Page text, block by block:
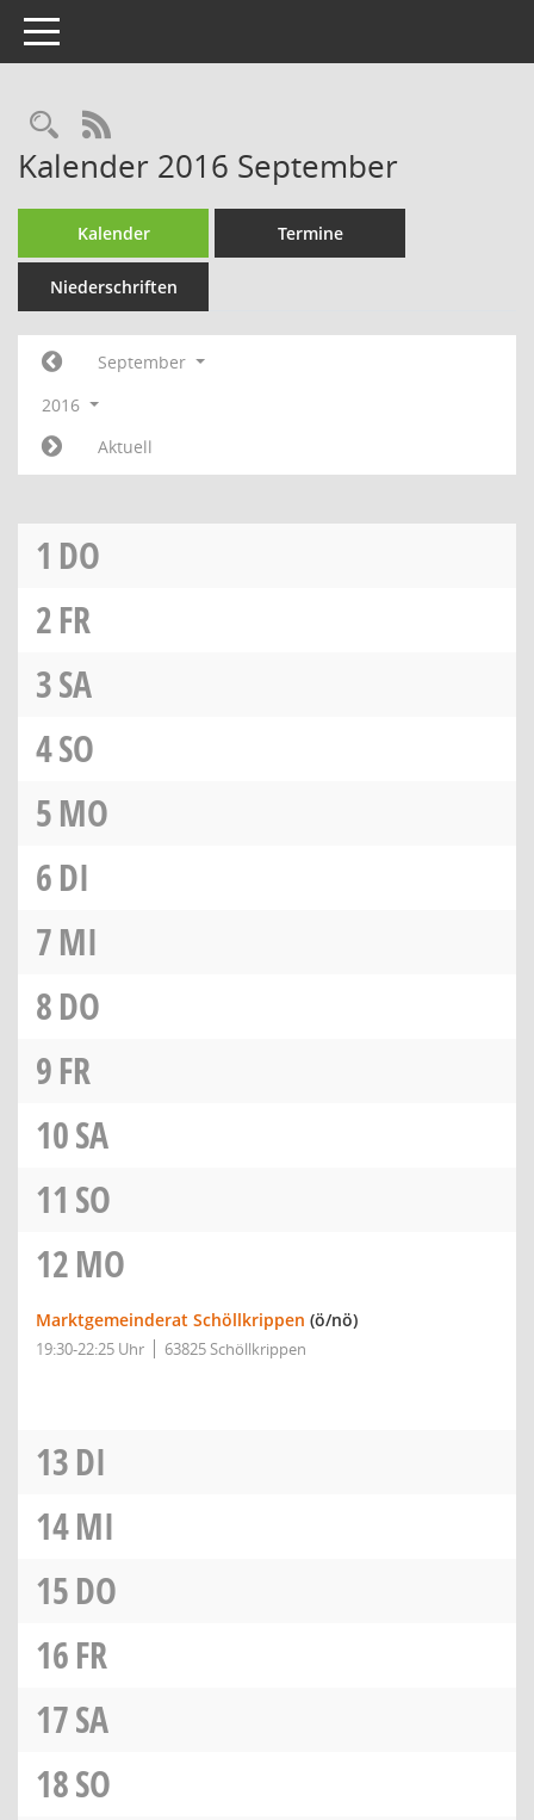
Toggle navigation
Rechercheauswahl
RSS-Feed
Kalender 2016 September
Kalender Termine
Niederschriften
September
2016
Aktuell
1 DO
2FR
3SA
4SO
5MO
6DI
7MI
8DO
9FR
10SA
11 SO
12MO
Marktgemeinderat Schöllkrippen (ö/nö)
19:30-22:25 Uhr 63825 Schöllkrippen
13DI
14MI
15DO
16FR
17SA
18SO